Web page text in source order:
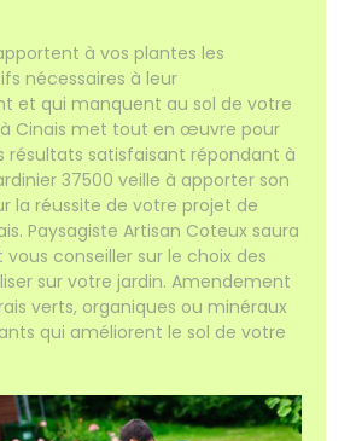
à vos plantes les
nécessaires à leur
et qui manquent au sol de votre
à Cinais met tout en œuvre pour
résultats satisfaisant répondant à
37500 veille à apporter son
la réussite de votre projet de
Paysagiste Artisan Coteux saura
conseiller sur le choix des
sur votre jardin. Amendement
verts, organiques ou minéraux
qui améliorent le sol de votre